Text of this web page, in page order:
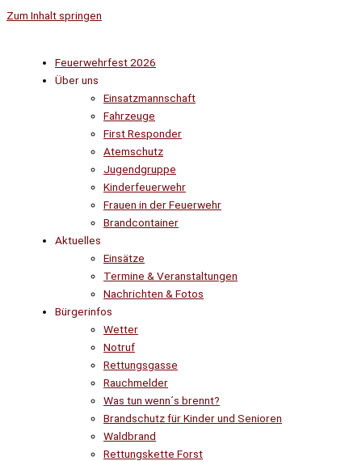
Zum Inhalt springen
Feuerwehrfest 2026
Über uns
Einsatzmannschaft
Fahrzeuge
First Responder
Atemschutz
Jugendgruppe
Kinderfeuerwehr
Frauen in der Feuerwehr
Brandcontainer
Aktuelles
Einsätze
Termine & Veranstaltungen
Nachrichten & Fotos
Bürgerinfos
Wetter
Notruf
Rettungsgasse
Rauchmelder
Was tun wenn´s brennt?
Brandschutz für Kinder und Senioren
Waldbrand
Rettungskette Forst